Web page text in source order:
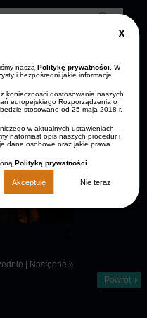
nasząPolitykę prywatności
. W
i bezpośredni jakie informacje
konieczności dostosowania naszych
europejskiego Rozporządzenia o
stosowane od 25 maja 2018 r.
w aktualnych ustawieniach
natomiast opis naszych procedur i
dane osobowe oraz jakie prawa
Polityką prywatności
Akceptuję Nie teraz
Close
KONTAKT
czcionki
Następne »
Kobieta
śpiewa przy
scenie w RCK
Powrót